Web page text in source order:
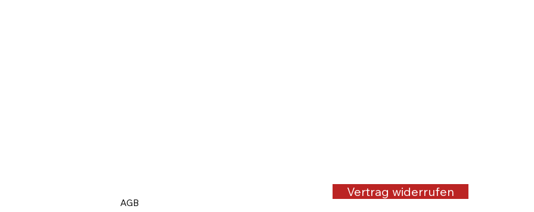
AGB
Vertrag widerrufen